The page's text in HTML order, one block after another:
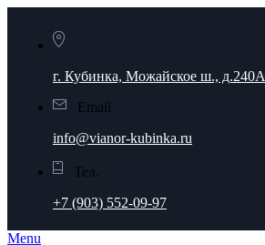
г. Кубинка, Можайское ш., д.240А
Email
info@vianor-kubinka.ru
Тел.
+7 (903) 552-09-97
Menu